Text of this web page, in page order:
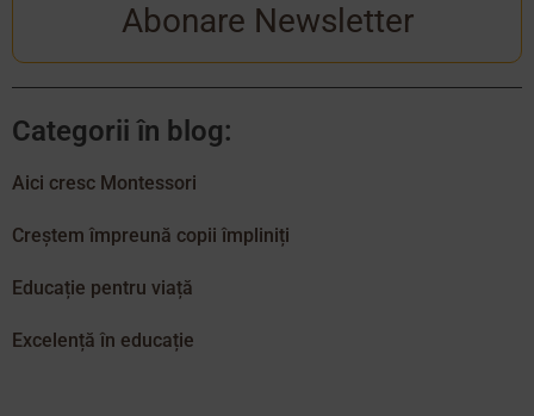
Abonare Newsletter
Categorii în blog:
Aici cresc Montessori
Creștem împreună copii împliniți
Educație pentru viață
Excelență în educație